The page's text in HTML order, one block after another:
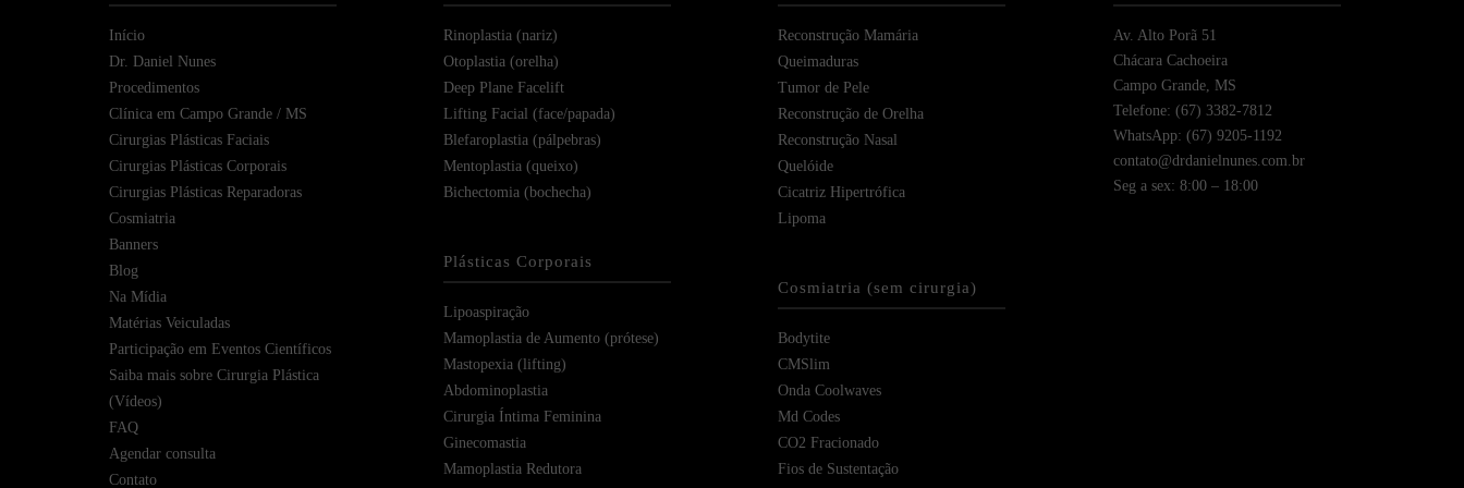
Início
Dr. Daniel Nunes
Procedimentos
Clínica em Campo Grande / MS
Cirurgias Plásticas Faciais
Cirurgias Plásticas Corporais
Cirurgias Plásticas Reparadoras
Cosmiatria
Banners
Blog
Na Mídia
Matérias Veiculadas
Participação em Eventos Científicos
Saiba mais sobre Cirurgia Plástica
(Vídeos)
FAQ
Agendar consulta
Contato
Rinoplastia (nariz)
Otoplastia (orelha)
Deep Plane Facelift
Lifting Facial (face/papada)
Blefaroplastia (pálpebras)
Mentoplastia (queixo)
Bichectomia (bochecha)
Plásticas Corporais
Lipoaspiração
Mamoplastia de Aumento (prótese)
Mastopexia (lifting)
Abdominoplastia
Cirurgia Íntima Feminina
Ginecomastia
Mamoplastia Redutora
Reconstrução Mamária
Queimaduras
Tumor de Pele
Reconstrução de Orelha
Reconstrução Nasal
Quelóide
Cicatriz Hipertrófica
Lipoma
Cosmiatria (sem cirurgia)
Bodytite
CMSlim
Onda Coolwaves
Md Codes
CO2 Fracionado
Fios de Sustentação
Av. Alto Porã 51
Chácara Cachoeira
Campo Grande, MS
Telefone: (67) 3382-7812
WhatsApp: (67) 9205-1192
contato@drdanielnunes.com.br
Seg a sex: 8:00 – 18:00